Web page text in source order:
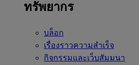
ทรัพยากร
บล็อก
เรื่องราวความสำเร็จ
กิจกรรมและเว็บสัมมนา